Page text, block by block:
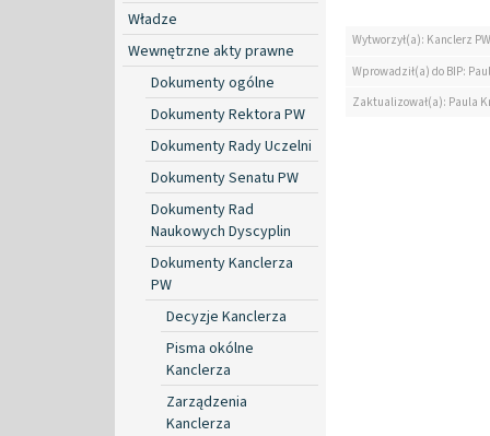
Władze
Wewnętrzne akty prawne
Dokumenty ogólne
Dokumenty Rektora PW
Dokumenty Rady Uczelni
Dokumenty Senatu PW
Dokumenty Rad
Naukowych Dyscyplin
Dokumenty Kanclerza
PW
Decyzje Kanclerza
Pisma okólne
Kanclerza
Zarządzenia
Kanclerza
Wytworzył(a): Kanclerz PW
Wprowadził(a) do BIP:
Zaktualizował(a): Paula